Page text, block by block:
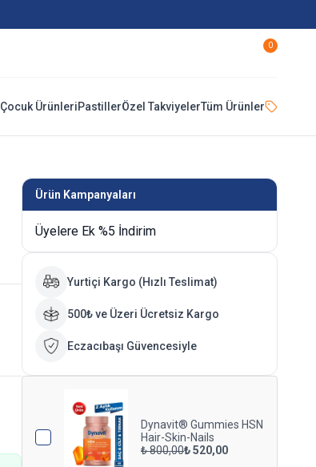
0
Çocuk ÜrünleriPastillerÖzel TakviyelerTüm Ürünler
Ürün Kampanyaları
Üyelere Ek %5 İndirim
Yurtiçi Kargo (Hızlı Teslimat)
500₺ ve Üzeri Ücretsiz Kargo
Eczacıbaşı Güvencesiyle
Dynavit® Gummies HSN
Hair-Skin-Nails
₺ 800,00₺ 520,00